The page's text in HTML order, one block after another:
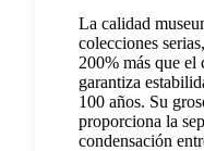
La calidad
colecciones
200% más que el
garantiza
100 años. Su
proporciona la
condensación